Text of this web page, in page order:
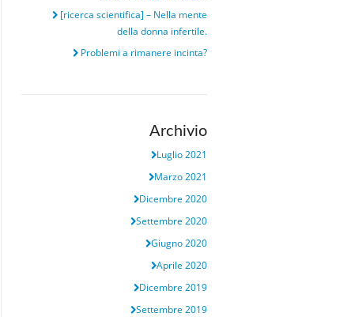
[ricerca scientifica] – Nella mente
della donna infertile.
Problemi a rimanere incinta?
Archivio
Luglio 2021
Marzo 2021
Dicembre 2020
Settembre 2020
Giugno 2020
Aprile 2020
Dicembre 2019
Settembre 2019